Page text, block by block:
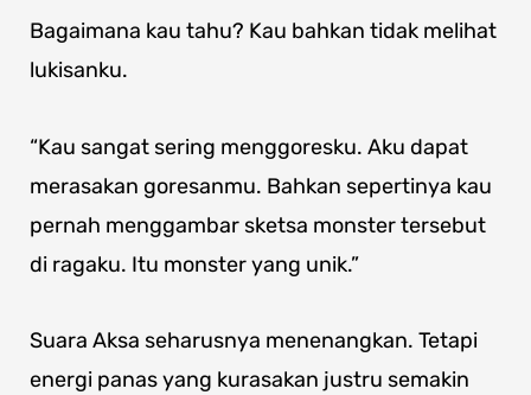
Bagaimana kau tahu? Kau bahkan tidak melihat
lukisanku.
“Kau sangat sering menggoresku. Aku dapat
merasakan goresanmu. Bahkan sepertinya kau
pernah menggambar sketsa monster tersebut
di ragaku. Itu monster yang unik.”
Suara Aksa seharusnya menenangkan. Tetapi
energi panas yang kurasakan justru semakin